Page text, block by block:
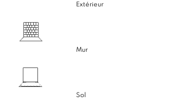
Extérieur
Mur
Sol